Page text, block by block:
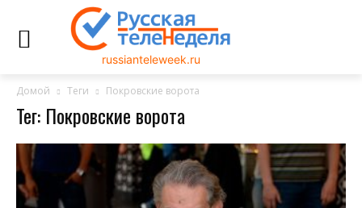
russianteleweek.ru
Домой Теги Покровские ворота
Тег: Покровские ворота